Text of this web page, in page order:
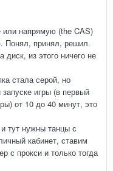
или напрямую (the CAS)
Понял, принял, решил.
диск, из этого ничего не
стала серой, но
игры (в первый
от 10 до 40 минут, это
тут нужны танцы с
кабинет, ставим
с прокси и только тогда